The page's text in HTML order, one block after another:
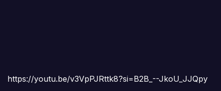
https://youtu.be/v3VpPJRttk8?si=B2B_--JkoU_JJQpy